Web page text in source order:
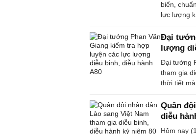
biển,
lực lượng
Đại
lượng
Đại tướng
tham gia
thời tiết
Quân
diễu
Hôm nay